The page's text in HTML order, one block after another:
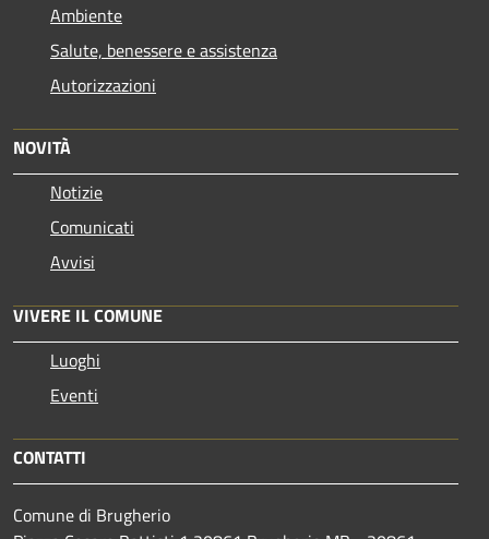
Ambiente
Salute, benessere e assistenza
Autorizzazioni
NOVITÀ
Notizie
Comunicati
Avvisi
VIVERE IL COMUNE
Luoghi
Eventi
CONTATTI
Comune di Brugherio